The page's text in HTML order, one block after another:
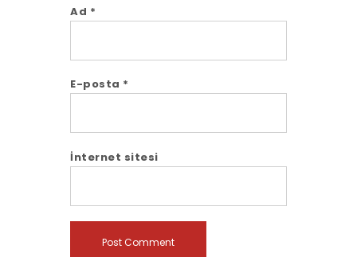
Ad *
E-posta *
İnternet sitesi